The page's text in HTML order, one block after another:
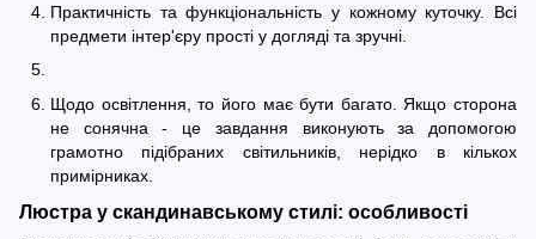
Практичність та функціональність у кожному куточку. Всі
предмети інтер'єру прості у догляді та зручні.
Щодо освітлення, то його має бути багато. Якщо сторона
не сонячна - це завдання виконують за допомогою
грамотно підібраних світильників, нерідко в кількох
примірниках.
Люстра у скандинавському стилі: особливості